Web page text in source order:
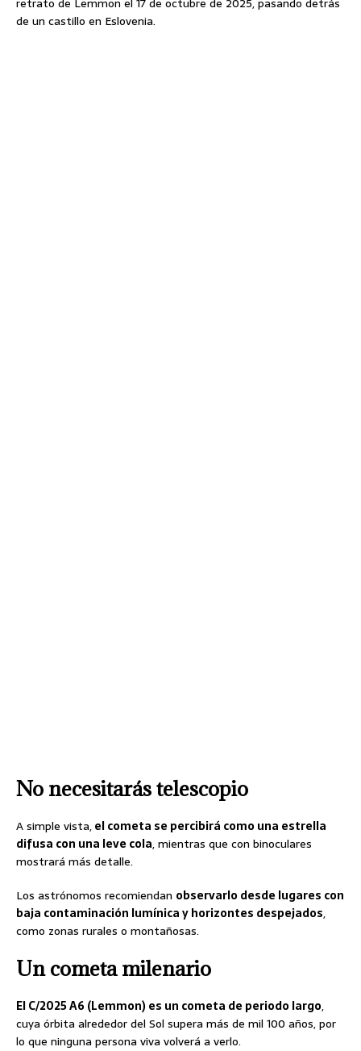
de un castillo en Eslovenia.
No necesitarás telescopio
A simple vista,el cometa se percibirá como una estrella
difusa con una leve cola, mientras que con binoculares
mostrará más detalle.
Los astrónomos recomiendan observarlo desde lugares con
baja contaminación lumínica y horizontes despejados,
como zonas rurales o montañosas.
Un cometa milenario
El C/2025 A6 (Lemmon) es un cometa de periodo largo,
cuya órbita alrededor del Sol supera más de mil 100 años, por
lo que ninguna persona viva volverá a verlo.